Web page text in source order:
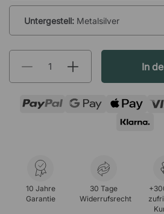
Untergestell: Metalsilver
In
10 Jahre
Garantie
30 Tage
Widerrufsrecht